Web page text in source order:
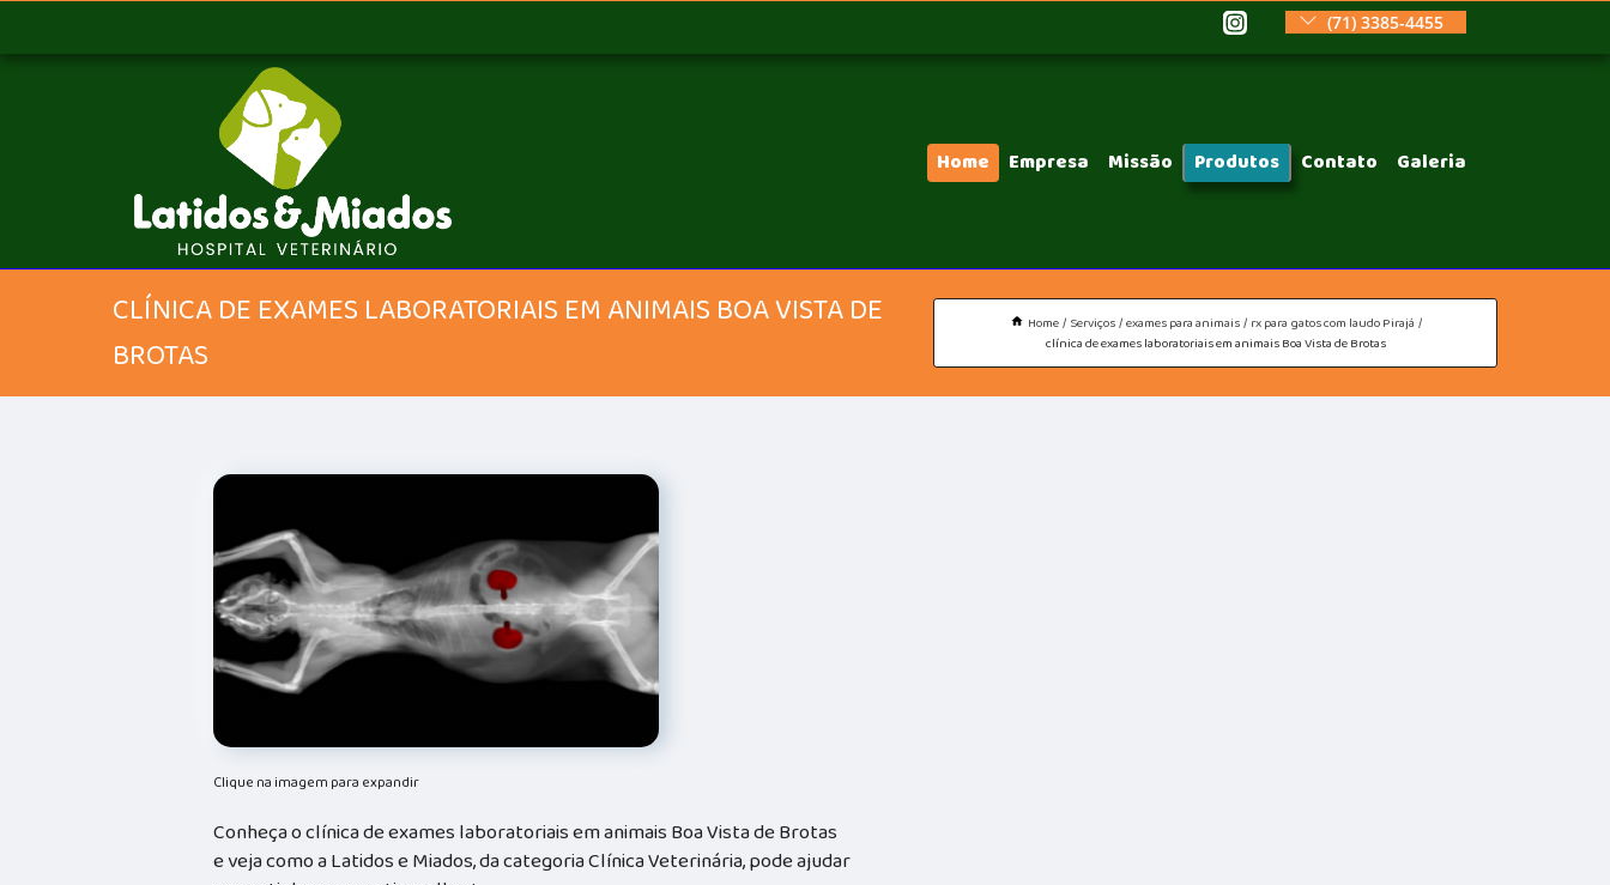
(71) 3385-4455
Home Empresa Missão Produtos Contato Galeria
CLÍNICA DE EXAMES LABORATORIAIS EM ANIMAIS BOA VISTA DE
BROTAS
Home Serviços exames para animais
rx para gatos com laudo Pirajá
clínica de exames laboratoriais em animais Boa Vista de Brotas
Clique na imagem para expandir
Conheça o clínica de exames laboratoriais em animais Boa Vista de Brotas
e veja como a Latidos e Miados, da categoria Clínica Veterinária, pode ajudar